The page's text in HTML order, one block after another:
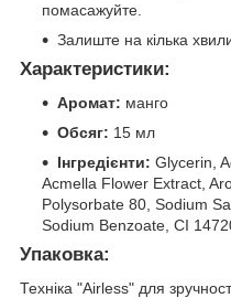
помасажуйте.
Залиште на кілька
Характеристики:
Аромат: манго
Обсяг: 15 мл
Інгредієнти: Glycerin,
Acmella Flower Extract,
Polysorbate 80, Sodium
Sodium Benzoate, CI
Упаковка:
Техніка "Airless" для